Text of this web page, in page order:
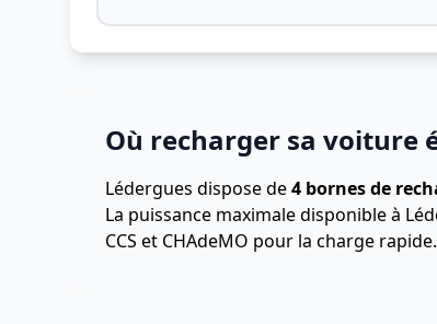
Où recharger sa voiture
Lédergues dispose de4 bornes de
La puissance maximale disponible à
CCS et CHAdeMO pour la charge rapide.